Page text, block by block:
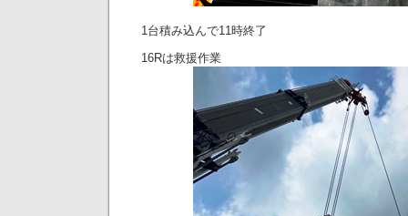
1台積み込んで11時終了
16Rは救援作業